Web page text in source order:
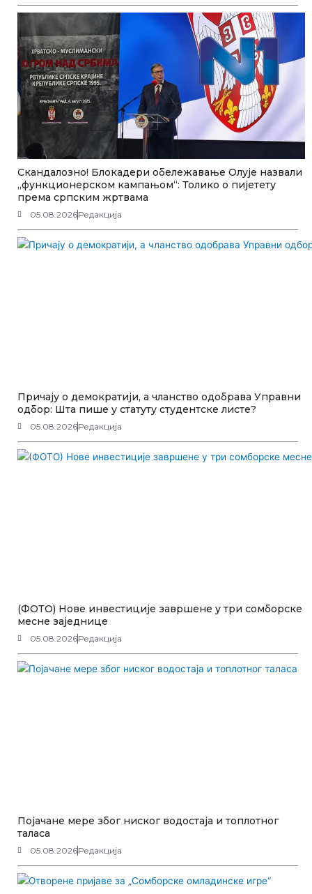
Скандалозно! Блокадери обележавање Олује назвали
„функционерском кампањом“: Толико о пијетету
према српским жртвама
05.08.2026Редакција
Причају о демократији, а чланство одобрава Управни
одбор: Шта пише у статуту студентске листе?
05.08.2026Редакција
(ФОТО) Нове инвестиције завршене у три сомборске
месне заједнице
05.08.2026Редакција
Појачане мере због ниског водостаја и топлотног
таласа
05.08.2026Редакција